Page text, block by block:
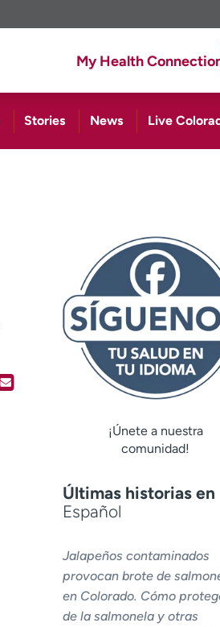
My Health
Stories News Live
¡Únete a nuestra
comunidad!
Últimas historias en
Español
Jalapeños contaminados
provocan brote de
en Colorado. Cómo
de la salmonela y otras